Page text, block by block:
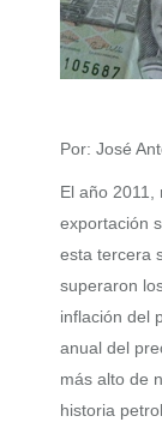
Por: José
El año 2011,
exportación
esta tercera
superaron
inflación del
anual del
más alto de
historia